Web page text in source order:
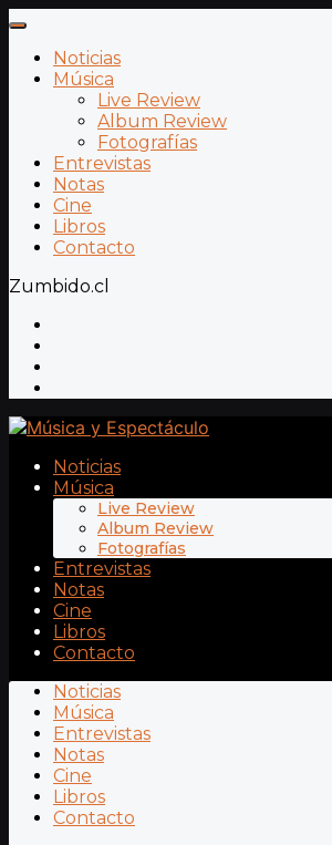
Noticias
Música
Live Review
Album Review
Fotografías
Entrevistas
Notas
Cine
Libros
Contacto
Zumbido.cl
Noticias
Música
Live Review
Album Review
Fotografías
Entrevistas
Notas
Cine
Libros
Contacto
Noticias
Música
Entrevistas
Notas
Cine
Libros
Contacto